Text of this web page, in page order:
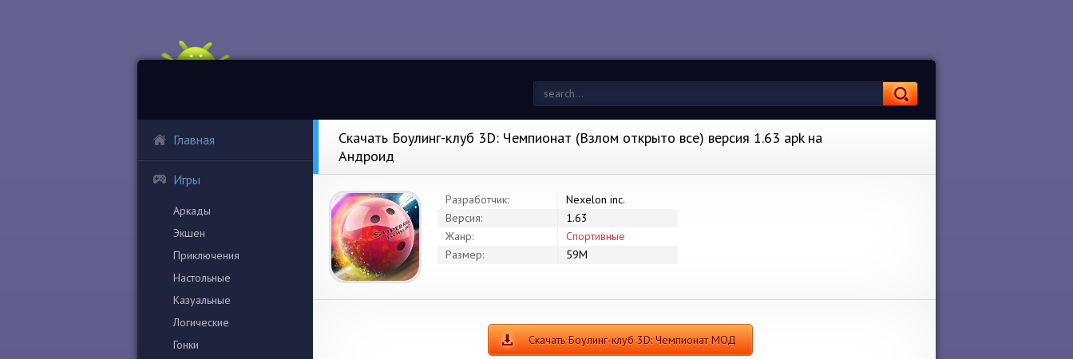
Главная
Игры
Аркады
Экшен
Приключения
Настольные
Казуальные
Логические
Гонки
Скачать Боулинг-клуб 3D: Чемпионат (Взлом открыто все) версия 1.63 apk на
Андроид
Разработчик:
Nexelon inc.
Версия:
1.63
Жанр:
Спортивные
Размер:
59M
Скачать Боулинг-клуб 3D: Чемпионат МОД